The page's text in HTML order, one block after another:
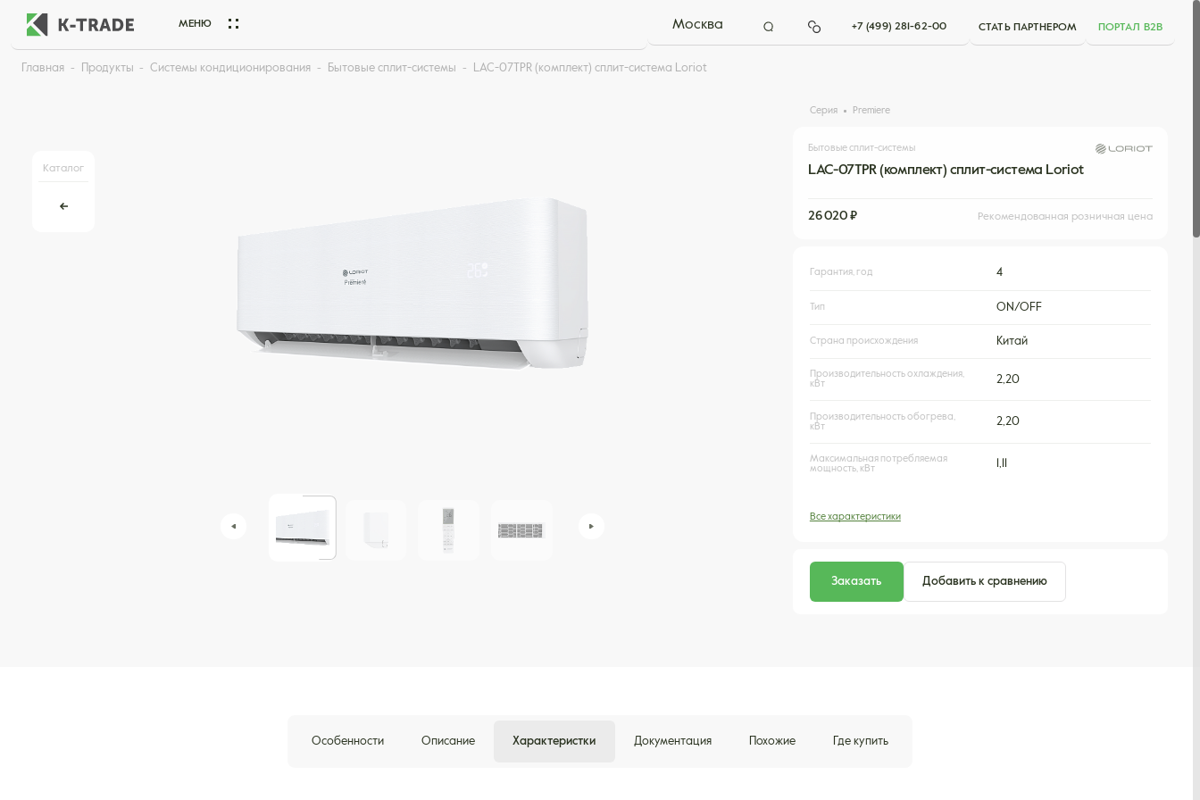
МЕНЮ Москва +7 (499) 281-62-00 СТАТЬ ПАРТНЕРОМ ПОРТАЛ B2B
Главная Продукты Системы кондиционирования Бытовые сплит-системы LAC-07TPR (комплект) сплит-система Loriot
Каталог
Серия Premiere
Бытовые сплит-системы
LAC-07TPR (комплект) сплит-система Loriot
26 020 ₽ Рекомендованная розничная цена
Гарантия, год 4
Тип ON/OFF
Страна происхождения Китай
Производительность охлаждения,
кВт
2,20
Производительность обогрева,
кВт
2,20
Максимальная потребляемая
мощность, кВт
1,11
Все характеристики
Заказать Добавить к сравнению
Особенности Описание Характеристки Документация Похожие Где купить